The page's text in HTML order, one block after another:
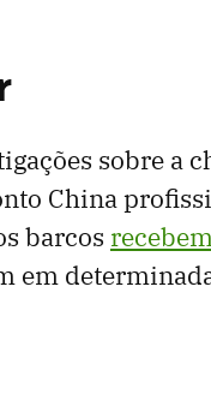
sobre a
China
barcos
em